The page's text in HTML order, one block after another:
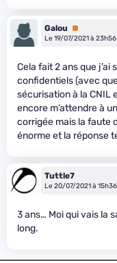
Galou
Premium
Le 19/07/2021 à 23h56
Cela fait 2 ans que
confidentiels (avec
sécurisation à la CNIL
encore m’attendre à
corrigée mais la faute
énorme et la réponse
Tuttle7
Le 20/07/2021 à 15h36
3 ans… Moi qui vais la
long.